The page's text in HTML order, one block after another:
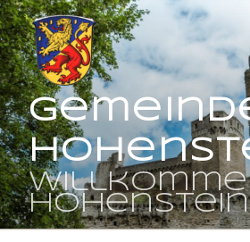
Zum
Inhalt
springen
Hohenstein